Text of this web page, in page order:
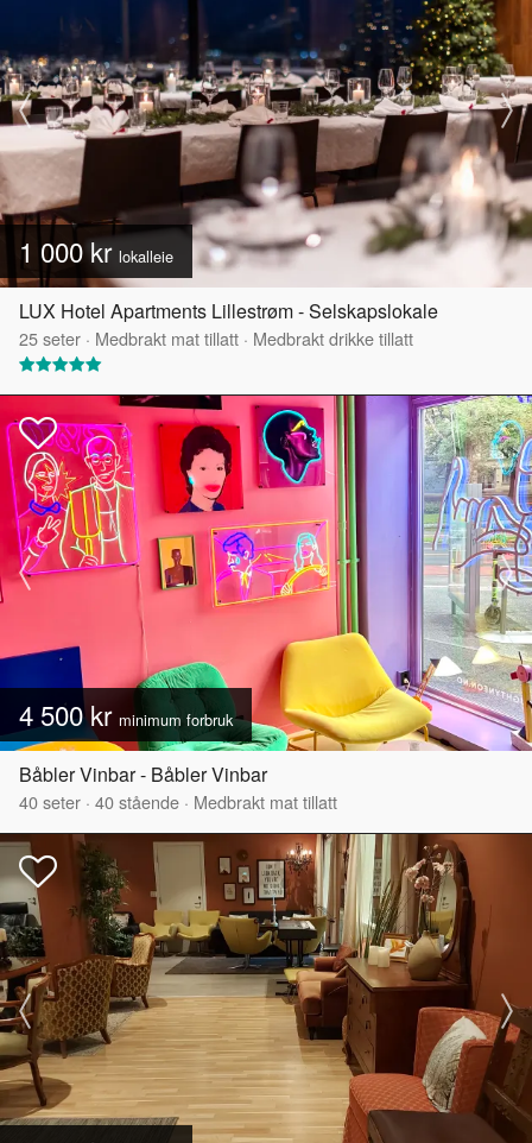
1 000 kr lokalleie
LUX Hotel Apartments Lillestrøm - Selskapslokale
25seter · Medbrakt mat tillatt · Medbrakt drikke tillatt
4 500 kr minimum forbruk
Båbler Vinbar - Båbler Vinbar
40seter · 40stående · Medbrakt mat tillatt